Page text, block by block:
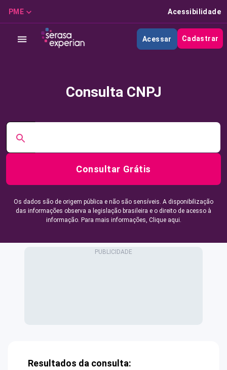
PME Acessibilidade
Acessar Cadastrar
Consulta CNPJ
Consultar Grátis
Os dados são de origem pública e não são sensíveis. A disponibilização
das informações observa a legislação brasileira e o direito de acesso à
informação. Para mais informações, Clique aqui.
Resultados da consulta: